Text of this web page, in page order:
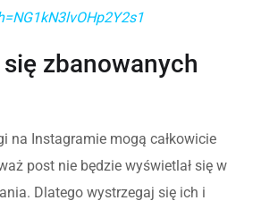
zbanowanych
na Instagramie mogą całkowicie
post nie będzie wyświetlał się w
Dlatego wystrzegaj się ich i